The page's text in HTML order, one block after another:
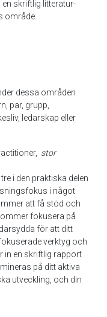
en skriftlig litteratur-
område.
dessa områden
par, grupp,
ledarskap eller
stor
i den praktiska delen
i något
att få stöd och
fokusera på
för att ditt
verktyg och
in en skriftlig rapport
på ditt aktiva
utveckling, och din